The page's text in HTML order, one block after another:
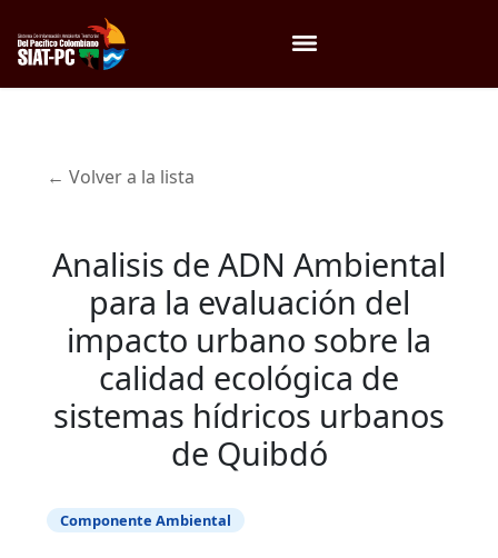
Menú
← Volver a la lista
Analisis de ADN Ambiental
para la evaluación del
impacto urbano sobre la
calidad ecológica de
sistemas hídricos urbanos
de Quibdó
Componente Ambiental